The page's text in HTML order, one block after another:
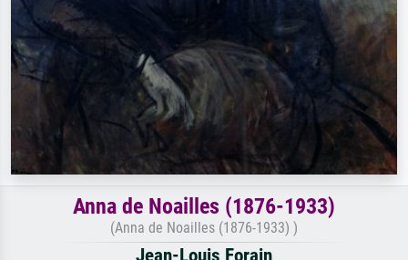
Anna de Noailles (1876-1933)
(Anna de Noailles (1876-1933) )